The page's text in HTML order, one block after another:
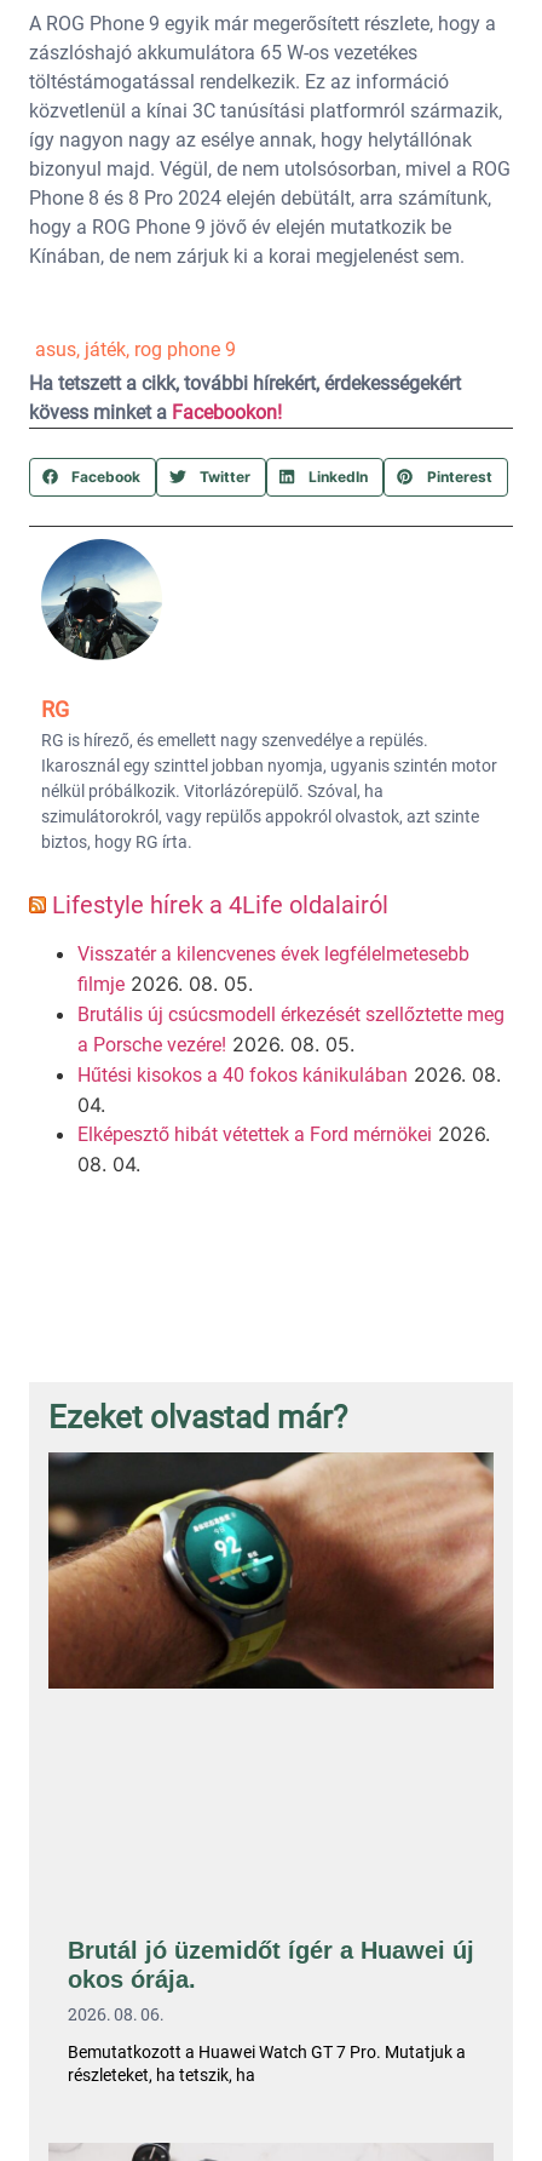
A ROG Phone 9 egyik már megerősített részlete, hogy a
zászlóshajó akkumulátora 65 W-os vezetékes
töltéstámogatással rendelkezik. Ez az információ
közvetlenül a kínai 3C tanúsítási platformról származik,
így nagyon nagy az esélye annak, hogy helytállónak
bizonyul majd. Végül, de nem utolsósorban, mivel a ROG
Phone 8 és 8 Pro 2024 elején debütált, arra számítunk,
hogy a ROG Phone 9 jövő év elején mutatkozik be
Kínában, de nem zárjuk ki a korai megjelenést sem.
asus, játék, rog phone 9
Ha tetszett a cikk, további hírekért, érdekességekért
kövess minket a Facebookon!
Facebook Twitter LinkedIn Pinterest
RG
RG is hírező, és emellett nagy szenvedélye a repülés.
Ikarosznál egy szinttel jobban nyomja, ugyanis szintén motor
nélkül próbálkozik. Vitorlázórepülő. Szóval, ha
szimulátorokról, vagy repülős appokról olvastok, azt szinte
biztos, hogy RG írta.
Lifestyle hírek a 4Life oldalairól
Visszatér a kilencvenes évek legfélelmetesebb
filmje 2026. 08. 05.
Brutális új csúcsmodell érkezését szellőztette meg
a Porsche vezére! 2026. 08. 05.
Hűtési kisokos a 40 fokos kánikulában 2026. 08.
04.
Elképesztő hibát vétettek a Ford mérnökei 2026.
08. 04.
Ezeket olvastad már?
Brutál jó üzemidőt ígér a Huawei új
okos órája.
2026. 08. 06.
Bemutatkozott a Huawei Watch GT 7 Pro. Mutatjuk a
részleteket, ha tetszik, ha